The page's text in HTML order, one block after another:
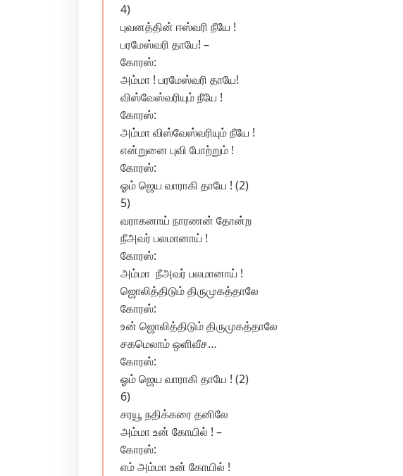
4)
புவனத்தின் ஈஸ்வரி நீயே !
பரமேஸ்வரி தாயே! –
கோரஸ்:
அம்மா ! பரமேஸ்வரி தாயே!
விஸ்வேஸ்வரியும் நீயே !
கோரஸ்:
அம்மா விஸ்வேஸ்வரியும் நீயே !
என்றுனை புவி போற்றும் !
கோரஸ்:
ஓம் ஜெய வாராகி தாயே ! (2)
5)
வராகனாய் நாரணன் தோன்ற
நீஅவர் பலமானாய் !
கோரஸ்:
அம்மா நீஅவர் பலமானாய் !
ஜொலித்திடும் திருமுகத்தாலே
கோரஸ்:
உன் ஜொலித்திடும் திருமுகத்தாலே
சகமெலாம் ஒளிவீச…
கோரஸ்:
ஓம் ஜெய வாராகி தாயே ! (2)
6)
சரயூ நதிக்கரை தனிலே
அம்மா உன் கோயில் ! –
கோரஸ்:
எம் அம்மா உன் கோயில் !